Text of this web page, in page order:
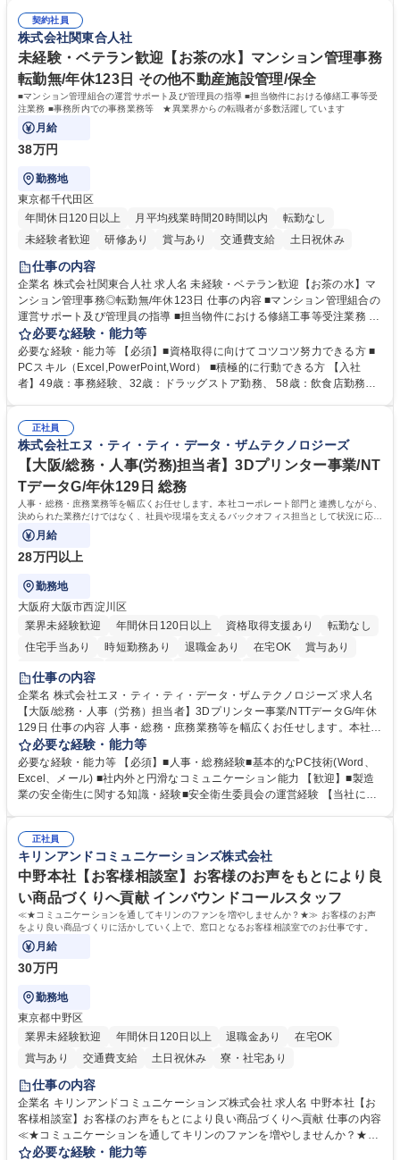
（年調等の年次業務など） 募集職種 【フルリモート/フルフレックス】給
与/社保の業務設計・標準化担当ポジション
る設計にとどまらず、ご自身が現場のエキスパートとしてオペレーション
を実行する機会もあり、実務と改善の両面でスキルを発揮できる環境で
す。 学歴・資格 学歴：大学院 大学 高専 短大 専修学校 高校 語学力： 資
格：
契約社員
株式会社関東合人社
未経験・ベテラン歓迎【お茶の水】マンション管理事務
転勤無/年休123日 その他不動産施設管理/保全
■マンション管理組合の運営サポート及び管理員の指導 ■担当物件における修繕工事等受
注業務 ■事務所内での事務業務等 ★異業界からの転職者が多数活躍しています
月給
38万円
勤務地
東京都千代田区
年間休日120日以上
月平均残業時間20時間以内
転勤なし
未経験者歓迎
研修あり 賞与あり 交通費支給 土日祝休み
仕事の内容
企業名 株式会社関東合人社 求人名 未経験・ベテラン歓迎【お茶の水】マ
ンション管理事務◎転勤無/年休123日 仕事の内容 ■マンション管理組合の
運営サポート及び管理員の指導 ■担当物件における修繕工事等受注業務 ■
事務所内での事務業務等 ★異業界からの転職者が多数活躍しています
【年収補足】532万円 ＋別途インセンティヴで平均約100万円/年（昨年度
実績） ＋管理業務主任者資格手当50,000円/月 ★親会社である株式会社合
人社計画研究所社のグループ会社として、質の高いサービスと適性価格を
無/年休123日
必要な経験・能力等
必要な経験・能力等 【必須】■資格取得に向けてコツコツ努力できる方 ■
PCスキル（Excel,PowerPoint,Word） ■積極的に行動できる方 【入社
者】49歳：事務経験、32歳：ドラッグストア勤務、 58歳：飲食店勤務
得出来ております！ 【魅力】■フレックス制度、未経験からでも下限年収
を一律支給！ ■管理業務主任者資格取得後には50,000円/月の手当あり！
学歴・資格 学歴：大学院 大学 高専 短大 専修学校 高校 語学力： 資格：第
一種運転免許普通自動車
正社員
株式会社エヌ・ティ・ティ・データ・ザムテクノロジーズ
【大阪/総務・人事(労務)担当者】3Dプリンター事業/NT
TデータG/年休129日 総務
人事・総務・庶務業務等を幅広くお任せします。本社コーポレート部門と連携しながら、
決められた業務だけではなく、社員や現場を支えるバックオフィス担当として状況に応じ
て柔軟に対応いただくことを期待します。
月給
28万円以上
勤務地
大阪府大阪市西淀川区
業界未経験歓迎
年間休日120日以上 資格取得支援あり
転勤なし
住宅手当あり
時短勤務あり 退職金あり 在宅OK
賞与あり
完全週休2日制
仕事の内容
企業名 株式会社エヌ・ティ・ティ・データ・ザムテクノロジーズ 求人名
【大阪/総務・人事（労務）担当者】3Dプリンター事業/NTTデータG/年休
129日 仕事の内容 人事・総務・庶務業務等を幅広くお任せします。本社コ
ーポレート部門と連携しながら、決められた業務だけではなく、社員や現
場を支えるバックオフィス担当として状況に応じて柔軟に対応いただくこ
とを期待します。 【詳細】■入退社手続き、社員情報管理■入社時オリエ
ンテーションの実施■勤怠・各種申請内容の確認■採用業務のサポート■来
生に関する業務等■健康診断、産業医面談、休職・復職手続き等の労務サ
ポート■社内ルールの運用・各種社内案内■その他、拠点運営に関わる管理
部門業務 募集職種 【大阪/総務・人事（労務）担当者】3Dプリンター事
業/NTTデータG/年休129日
必要な経験・能力等
必要な経験・能力等 【必須】■人事・総務経験■基本的なPC技術(Word、
Excel、メール) ■社内外と円滑なコミュニケーション能力 【歓迎】■製造
業の安全衛生に関する知識・経験■安全衛生委員会の運営経験 【当社につ
アが磨けます。 ◎NTTデータグループであり福利厚生は充実しているとと
もに、働き方改革も推進しています。 学歴・資格 学歴：大学院 大学 高専
短大 専修学校 語学力： 資格：
正社員
キリンアンドコミュニケーションズ株式会社
中野本社【お客様相談室】お客様のお声をもとにより良
い商品づくりへ貢献 インバウンドコールスタッフ
≪★コミュニケーションを通してキリンのファンを増やしませんか？★≫ お客様のお声
をより良い商品づくりに活かしていく上で、窓口となるお客様相談室でのお仕事です。
月給
30万円
勤務地
東京都中野区
業界未経験歓迎
年間休日120日以上 退職金あり
在宅OK
賞与あり
交通費支給 土日祝休み 寮・社宅あり
仕事の内容
企業名 キリンアンドコミュニケーションズ株式会社 求人名 中野本社【お
客様相談室】お客様のお声をもとにより良い商品づくりへ貢献 仕事の内容
≪★コミュニケーションを通してキリンのファンを増やしませんか？★≫
お客様のお声をより良い商品づくりに活かしていく上で、窓口となるお客
必要な経験・能力等